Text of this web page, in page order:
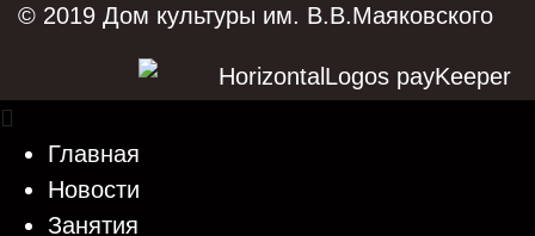
© 2019 Дом культуры им. В.В.Маяковского
Главная
Новости
Занятия